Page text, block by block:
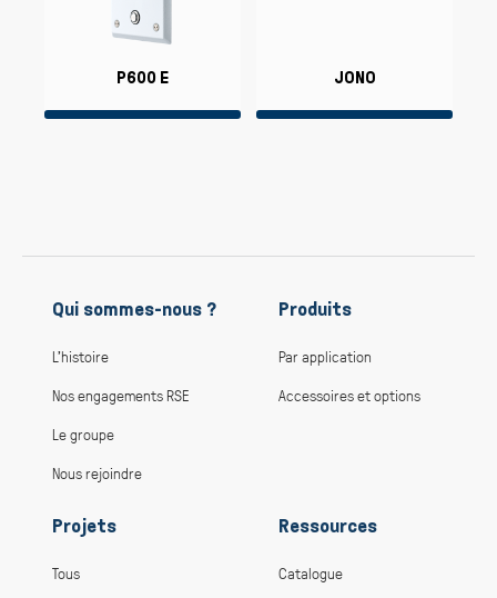
P600 E JONO
Qui sommes-nous ?
L’histoire
Nos engagements RSE
Le groupe
Nous rejoindre
Produits
Par application
Accessoires et options
Projets
Tous
Ressources
Catalogue